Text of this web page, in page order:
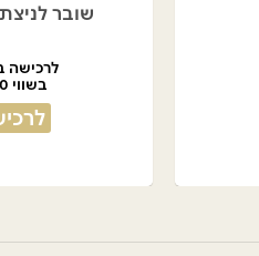
שובר
לרכישה ב-
בשווי ₪100